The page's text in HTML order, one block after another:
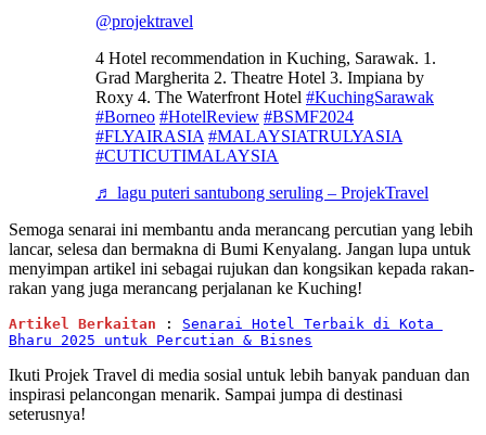
@projektravel
4 Hotel recommendation in Kuching, Sarawak. 1.
Grad Margherita 2. Theatre Hotel 3. Impiana by
Roxy 4. The Waterfront Hotel #KuchingSarawak
#Borneo #HotelReview #BSMF2024
#FLYAIRASIA #MALAYSIATRULYASIA
#CUTICUTIMALAYSIA
♬ lagu puteri santubong seruling – ProjekTravel
Semoga senarai ini membantu anda merancang percutian yang lebih
lancar, selesa dan bermakna di Bumi Kenyalang. Jangan lupa untuk
menyimpan artikel ini sebagai rujukan dan kongsikan kepada rakan-
rakan yang juga merancang perjalanan ke Kuching!
Artikel Berkaitan : Senarai Hotel Terbaik di Kota
Bharu 2025 untuk Percutian & Bisnes
Ikuti Projek Travel di media sosial untuk lebih banyak panduan dan
inspirasi pelancongan menarik. Sampai jumpa di destinasi
seterusnya!